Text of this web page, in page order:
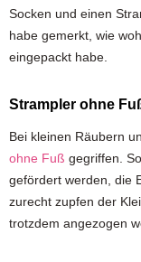
Socken und einen
habe gemerkt, wie
eingepackt habe.
Strampler ohne
Bei kleinen Räubern
ohne Fuß gegriffen.
gefördert werden, die
zurecht zupfen der
trotzdem angezogen